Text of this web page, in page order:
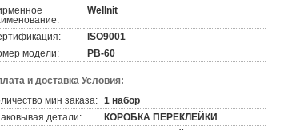
Wellnit
ISO9001
модели:
PB-60
и доставка Условия:
мин заказа: 1 набор
детали:
КОРОБКА ПЕРЕКЛЕЙКИ